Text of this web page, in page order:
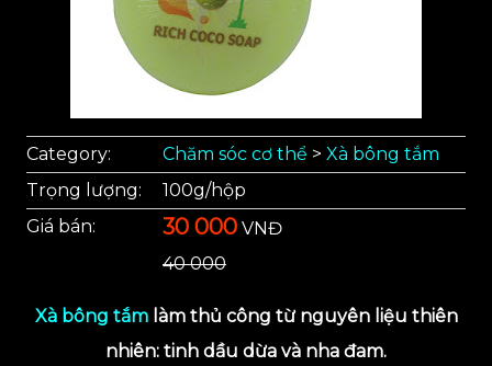
Category: Chăm sóc cơ thể > Xà bông tắm
Trọng lượng:
100g/hộp
Giá bán:
30 000 VNĐ
40 000
Xà bông tắmlàm thủ công từ nguyên liệu thiên
nhiên: tinh dầu dừa và nha đam.